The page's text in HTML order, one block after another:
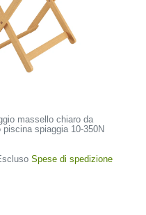
massello chiaro da
piscina spiaggia 10-350N
Spese di spedizione